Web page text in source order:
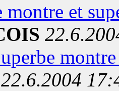
montre et
22.6.2004